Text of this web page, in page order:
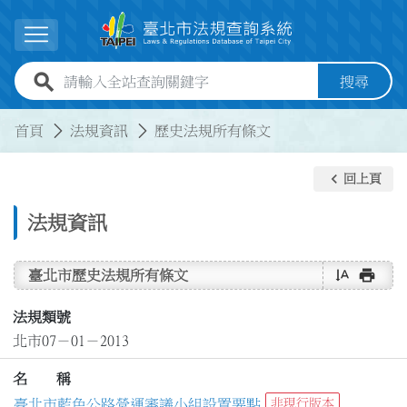
展開選單
全站查詢關鍵字欄位 搜尋
首頁 法規資訊 歷史法規所有條文
法規資訊
keyboard_arrow_left 回上頁
臺北市歷史法規所有條文 text_rotate_vertical print
法規類號
北市07－01－2013
名 稱
非現行版本